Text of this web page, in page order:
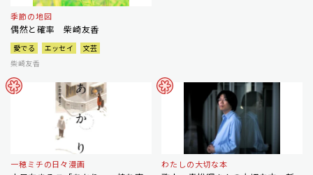
季節の地図
偶然と確率 柴崎友香
愛でる エッセイ
文芸
柴崎友香
一穂ミチの日々漫画 わたしの大切な本